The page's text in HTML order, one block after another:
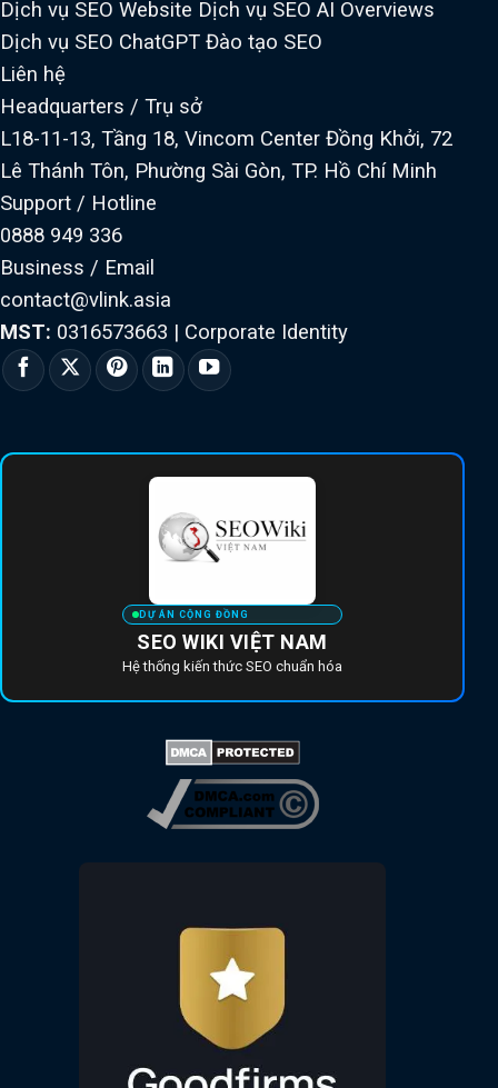
Dịch vụ SEO Website Dịch vụ SEO AI Overviews
Dịch vụ SEO ChatGPT Đào tạo SEO
Liên hệ
Headquarters / Trụ sở
L18-11-13, Tầng 18, Vincom Center Đồng Khởi, 72
Lê Thánh Tôn, Phường Sài Gòn, TP. Hồ Chí Minh
Support / Hotline
0888 949 336
Business / Email
contact@vlink.asia
MST: 0316573663 | Corporate Identity
DỰ ÁN CỘNG ĐỒNG
SEO WIKI VIỆT NAM
Hệ thống kiến thức SEO chuẩn hóa